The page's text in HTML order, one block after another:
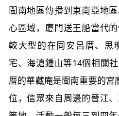
閩南地區傳播到東南亞地
心區域，廈門送王船當代
較大型的在同安呂厝、思
宅、海滄鍾山等14個相關
厝的華藏庵是閩南重要的宮
位，信眾來自周邊的晉江